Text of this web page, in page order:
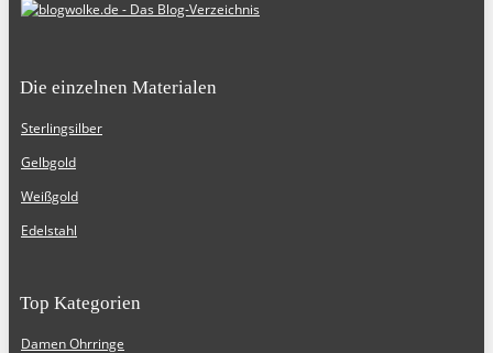
Die einzelnen Materialen
Sterlingsilber
Gelbgold
Weißgold
Edelstahl
Top Kategorien
Damen Ohrringe